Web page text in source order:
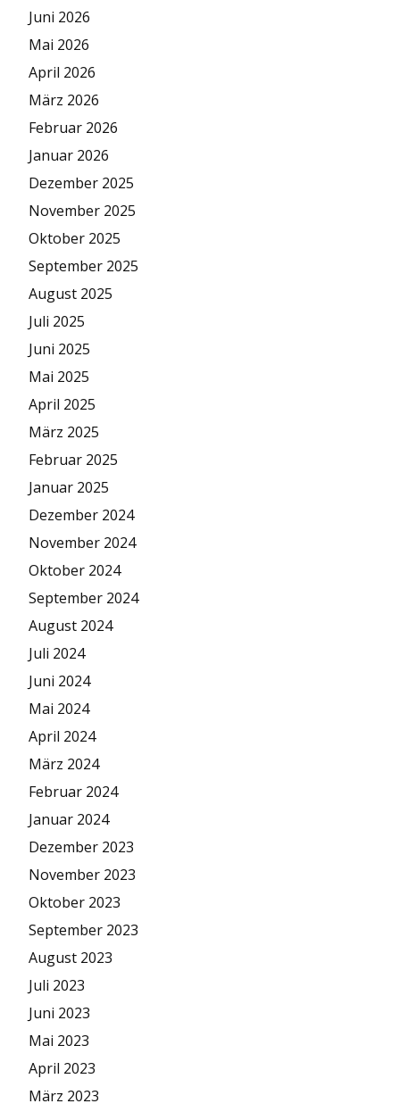
Juni 2026
Mai 2026
April 2026
März 2026
Februar 2026
Januar 2026
Dezember 2025
November 2025
Oktober 2025
September 2025
August 2025
Juli 2025
Juni 2025
Mai 2025
April 2025
März 2025
Februar 2025
Januar 2025
Dezember 2024
November 2024
Oktober 2024
September 2024
August 2024
Juli 2024
Juni 2024
Mai 2024
April 2024
März 2024
Februar 2024
Januar 2024
Dezember 2023
November 2023
Oktober 2023
September 2023
August 2023
Juli 2023
Juni 2023
Mai 2023
April 2023
März 2023